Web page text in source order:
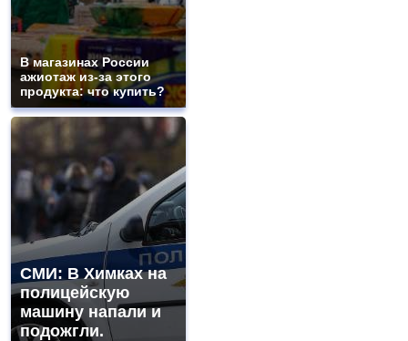
В магазинах России
ажиотаж из-за этого
продукта: что купить?
СМИ: В Химках на
полицейскую
машину напали и
подожгли.